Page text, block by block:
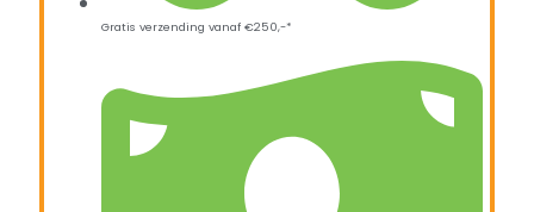
Gratis verzending vanaf €250,-*